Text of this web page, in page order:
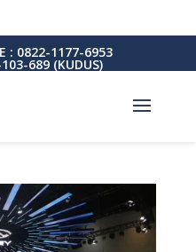
: 0822-1177-6953
689 (KUDUS)